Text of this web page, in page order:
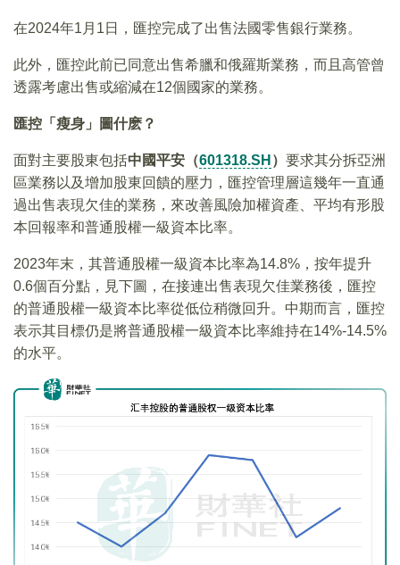
在2024年1月1日，匯控完成了出售法國零售銀行業務。
此外，匯控此前已同意出售希臘和俄羅斯業務，而且高管曾
透露考慮出售或縮減在12個國家的業務。
匯控「瘦身」圖什麽？
面對主要股東包括中國平安（601318.SH ） 要求其分拆亞洲
區業務以及增加股東回饋的壓力，匯控管理層這幾年一直通
過出售表現欠佳的業務，來改善風險加權資產、平均有形股
本回報率和普通股權一級資本比率。
2023年末，其普通股權一級資本比率為14.8%，按年提升
0.6個百分點，見下圖，在接連出售表現欠佳業務後，匯控
的普通股權一級資本比率從低位稍微回升。中期而言，匯控
表示其目標仍是將普通股權一級資本比率維持在14%-14.5%
的水平。